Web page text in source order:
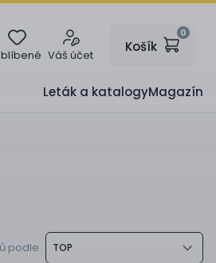
Váš účet
Košík
0
Leták a katalogyMagazín
TOP
podle